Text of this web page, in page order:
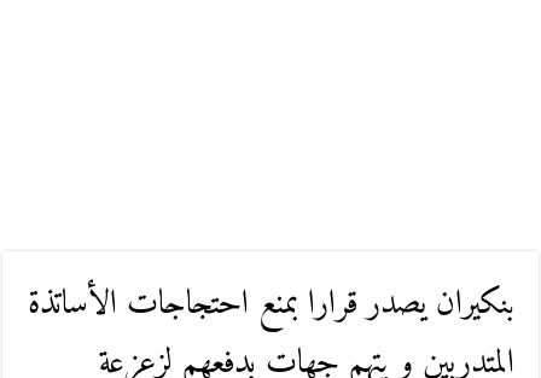
بنكيران يصدر قرارا بمنع احتجاجات الأساتذة
المتدربين و يتهم جهات بدفعهم لزعزعة